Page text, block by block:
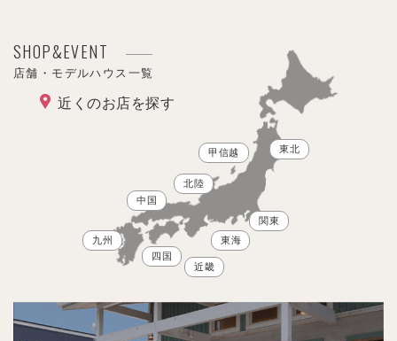
SHOP&EVENT
店舗・モデルハウス一覧
近くのお店を探す
東北
甲信越
北陸
関東
東海
近畿
中国
四国
九州